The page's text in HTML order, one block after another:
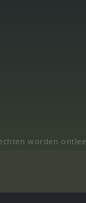
worden